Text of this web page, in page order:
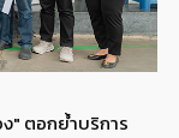
" ตอกย้ำบริการ